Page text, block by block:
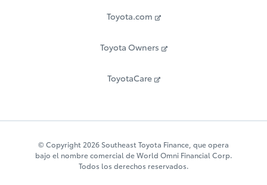
Toyota.com
Toyota Owners
ToyotaCare
© Copyright 2026 Southeast Toyota Finance, que opera
bajo el nombre comercial de World Omni Financial Corp.
Todos los derechos reservados.